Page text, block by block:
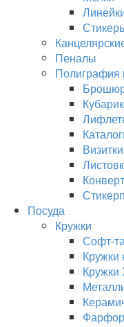
Пеналы
Полиграфия
Визитки
Посуда
Кружки
Софт-
Кружки